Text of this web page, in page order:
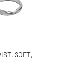
SOFT,